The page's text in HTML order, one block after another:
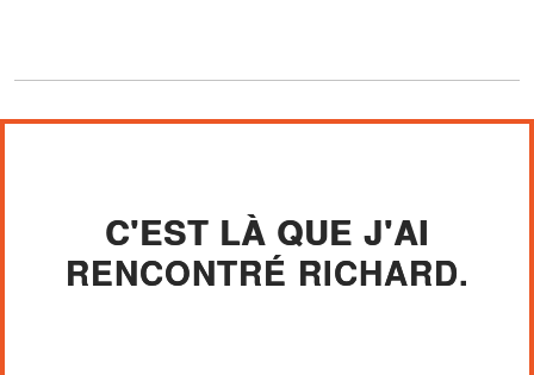
C'EST LÀ QUE J'AI
RENCONTRÉ RICHARD.